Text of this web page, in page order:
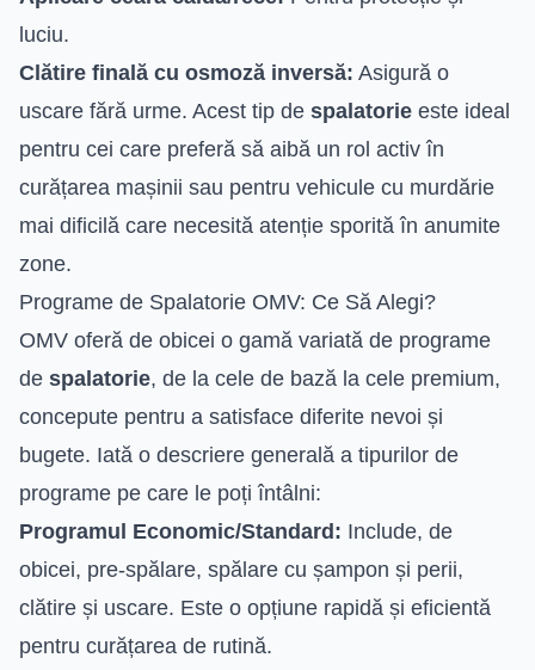
luciu.
Clătire finală cu osmoză inversă: Asigură o
uscare fără urme. Acest tip de spalatorie este ideal
pentru cei care preferă să aibă un rol activ în
curățarea mașinii sau pentru vehicule cu murdărie
mai dificilă care necesită atenție sporită în anumite
zone.
Programe de Spalatorie OMV: Ce Să Alegi?
OMV oferă de obicei o gamă variată de programe
de spalatorie, de la cele de bază la cele premium,
concepute pentru a satisface diferite nevoi și
bugete. Iată o descriere generală a tipurilor de
programe pe care le poți întâlni:
Programul Economic/Standard: Include, de
obicei, pre-spălare, spălare cu șampon și perii,
clătire și uscare. Este o opțiune rapidă și eficientă
pentru curățarea de rutină.